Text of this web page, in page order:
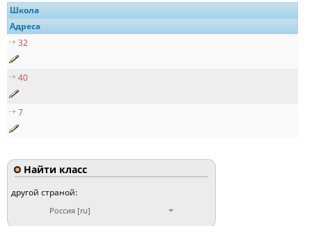
Школа
Адреса
32
40
7
Найти класс
другой страной:
Россия [ru]